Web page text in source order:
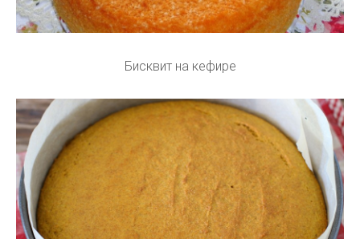
Бисквит на кефире